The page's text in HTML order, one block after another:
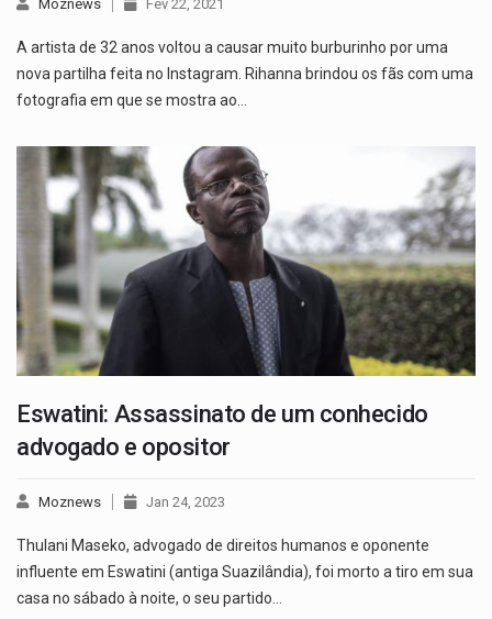
Moznews Fev 22, 2021
A artista de 32 anos voltou a causar muito burburinho por uma
nova partilha feita no Instagram. Rihanna brindou os fãs com uma
fotografia em que se mostra ao…
Eswatini: Assassinato de um conhecido
advogado e opositor
Moznews Jan 24, 2023
Thulani Maseko, advogado de direitos humanos e oponente
influente em Eswatini (antiga Suazilândia), foi morto a tiro em sua
casa no sábado à noite, o seu partido…